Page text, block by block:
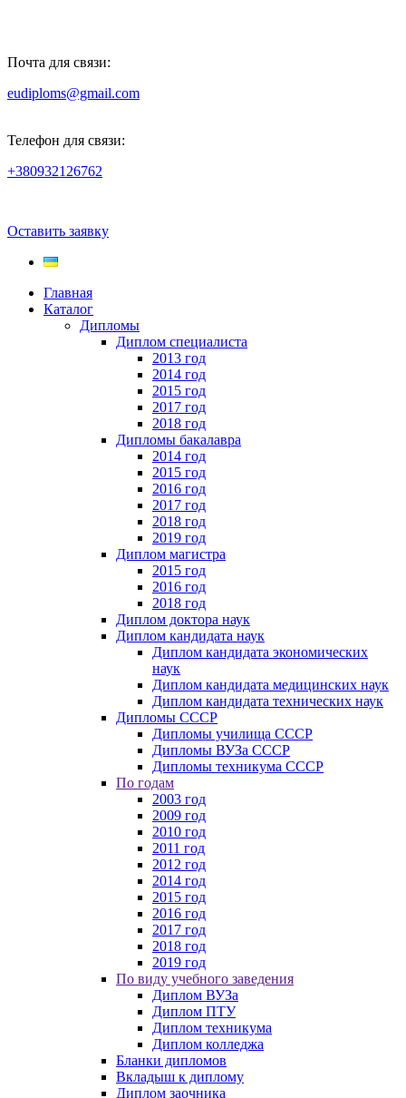
Почта для связи:
eudiploms@gmail.com
Телефон для связи:
+380932126762
Оставить заявку
Главная
Каталог
Дипломы
Диплом специалиста
2013 год
2014 год
2015 год
2017 год
2018 год
Дипломы бакалавра
2014 год
2015 год
2016 год
2017 год
2018 год
2019 год
Диплом магистра
2015 год
2016 год
2018 год
Диплом доктора наук
Диплом кандидата наук
Диплом кандидата экономических
наук
Диплом кандидата медицинских наук
Диплом кандидата технических наук
Дипломы СССР
Дипломы училища СССР
Дипломы ВУЗа СССР
Дипломы техникума СССР
По годам
2003 год
2009 год
2010 год
2011 год
2012 год
2014 год
2015 год
2016 год
2017 год
2018 год
2019 год
По виду учебного заведения
Диплом ВУЗа
Диплом ПТУ
Диплом техникума
Диплом колледжа
Бланки дипломов
Вкладыш к диплому
Диплом заочника